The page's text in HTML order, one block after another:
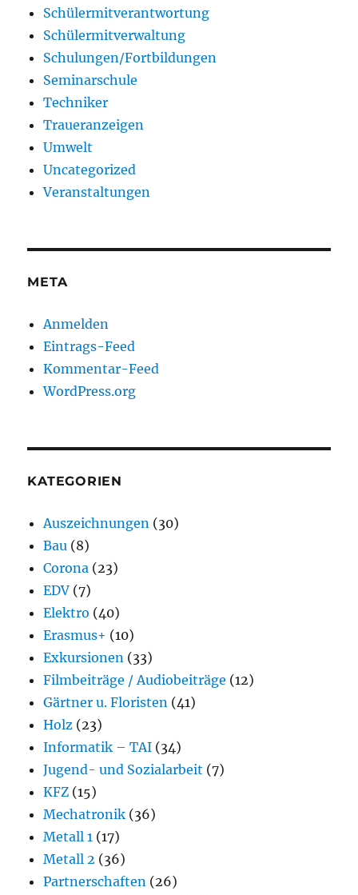
Schülermitverantwortung
Schülermitverwaltung
Schulungen/Fortbildungen
Seminarschule
Techniker
Traueranzeigen
Umwelt
Uncategorized
Veranstaltungen
META
Anmelden
Eintrags-Feed
Kommentar-Feed
WordPress.org
KATEGORIEN
Auszeichnungen (30)
Bau (8)
Corona (23)
EDV (7)
Elektro (40)
Erasmus+ (10)
Exkursionen (33)
Filmbeiträge / Audiobeiträge (12)
Gärtner u. Floristen (41)
Holz (23)
Informatik – TAI (34)
Jugend- und Sozialarbeit (7)
KFZ (15)
Mechatronik (36)
Metall 1 (17)
Metall 2 (36)
Partnerschaften (26)